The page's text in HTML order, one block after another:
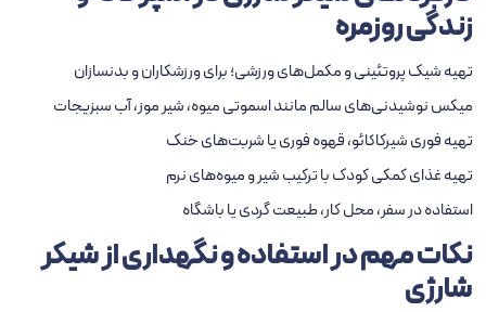
زندگی روزمره
تهیه شیک پروتئینی و مکمل‌های ورزشی؛ برای ورزشکاران و بدنسازان
میکس نوشیدنی‌های سالم مانند اسموتی میوه، شیر موز، آب سبزیجات
تهیه فوری شیرکاکائو، قهوه فوری یا شربت‌های خنک
تهیه غذای کمکی کودک با ترکیب شیر و میوه‌های نرم
استفاده در سفر، محل کار، طبیعت‌ گردی یا باشگاه
نکات مهم در استفاده و نگهداری از شیکر
شارژی